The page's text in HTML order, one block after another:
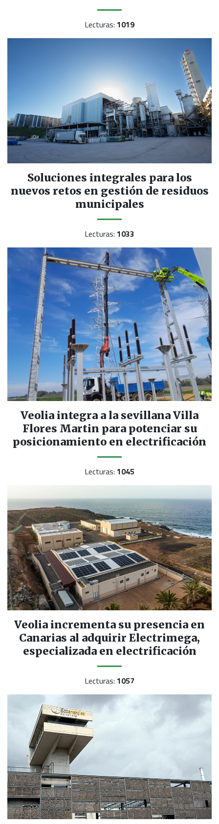
Lecturas: 1019
Soluciones integrales para los
nuevos retos en gestión de residuos
municipales
Lecturas: 1033
Veolia integra a la sevillana Villa
Flores Martin para potenciar su
posicionamiento en electrificación
Lecturas: 1045
Veolia incrementa su presencia en
Canarias al adquirir Electrimega,
especializada en electrificación
Lecturas: 1057